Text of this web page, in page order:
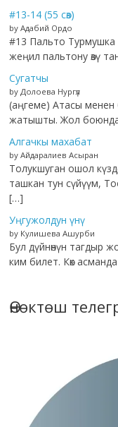
#13-14 (55 сөз)
by Адабий Ордо
#13 Пальто Турмушка
жеңил пальтону өзү
Сугатчы
by Долоева Нургүл
(аңгеме) Атасы менен
жатышты. Жол боюнда
Алгачкы махабат
by Айдаралиев Асыран
Толукшуган ошол
ташкан тун сүйүүм,
[…]
Уңгужолдун үнү
by Кулишева Ашурби
Бул дүйнөнүн тагдыр
ким билет. Көк
Өнөктөш